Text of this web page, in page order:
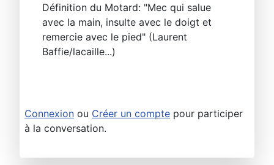
Définition du Motard: "Mec qui salue
avec la main, insulte avec le doigt et
remercie avec le pied" (Laurent
Baffie/lacaille...)
Connexion ou Créer un compte pour participer
à la conversation.